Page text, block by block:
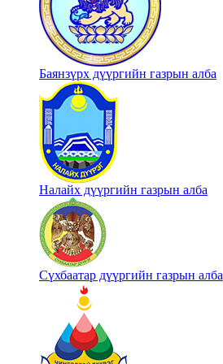
Баянзүрх дүүргийн газрын алба
Налайх дүүргийн газрын алба
Сүхбаатар дүүргийн газрын алба